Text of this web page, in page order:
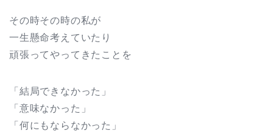
その時その時の私が
一生懸命考えていたり
頑張ってやってきたことを
「結局できなかった」
「意味なかった」
「何にもならなかった」